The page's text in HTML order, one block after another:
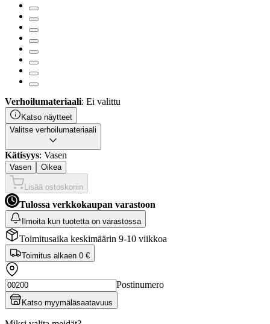
Verhoilumateriaali: Ei valittu
Katso näytteet
Valitse verhoilumateriaali
Kätisyys: Vasen
Vasen Oikea
Lisää ostoskoriin
Tulossa verkkokaupan varastoon
Ilmoita kun tuotetta on varastossa
Toimitusaika keskimäärin 9-10 viikkoa
Toimitus alkaen 0 €
Postinumero
Katso myymäläsaatavuus